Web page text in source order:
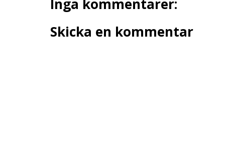
Inga kommentarer:
Skicka en kommentar